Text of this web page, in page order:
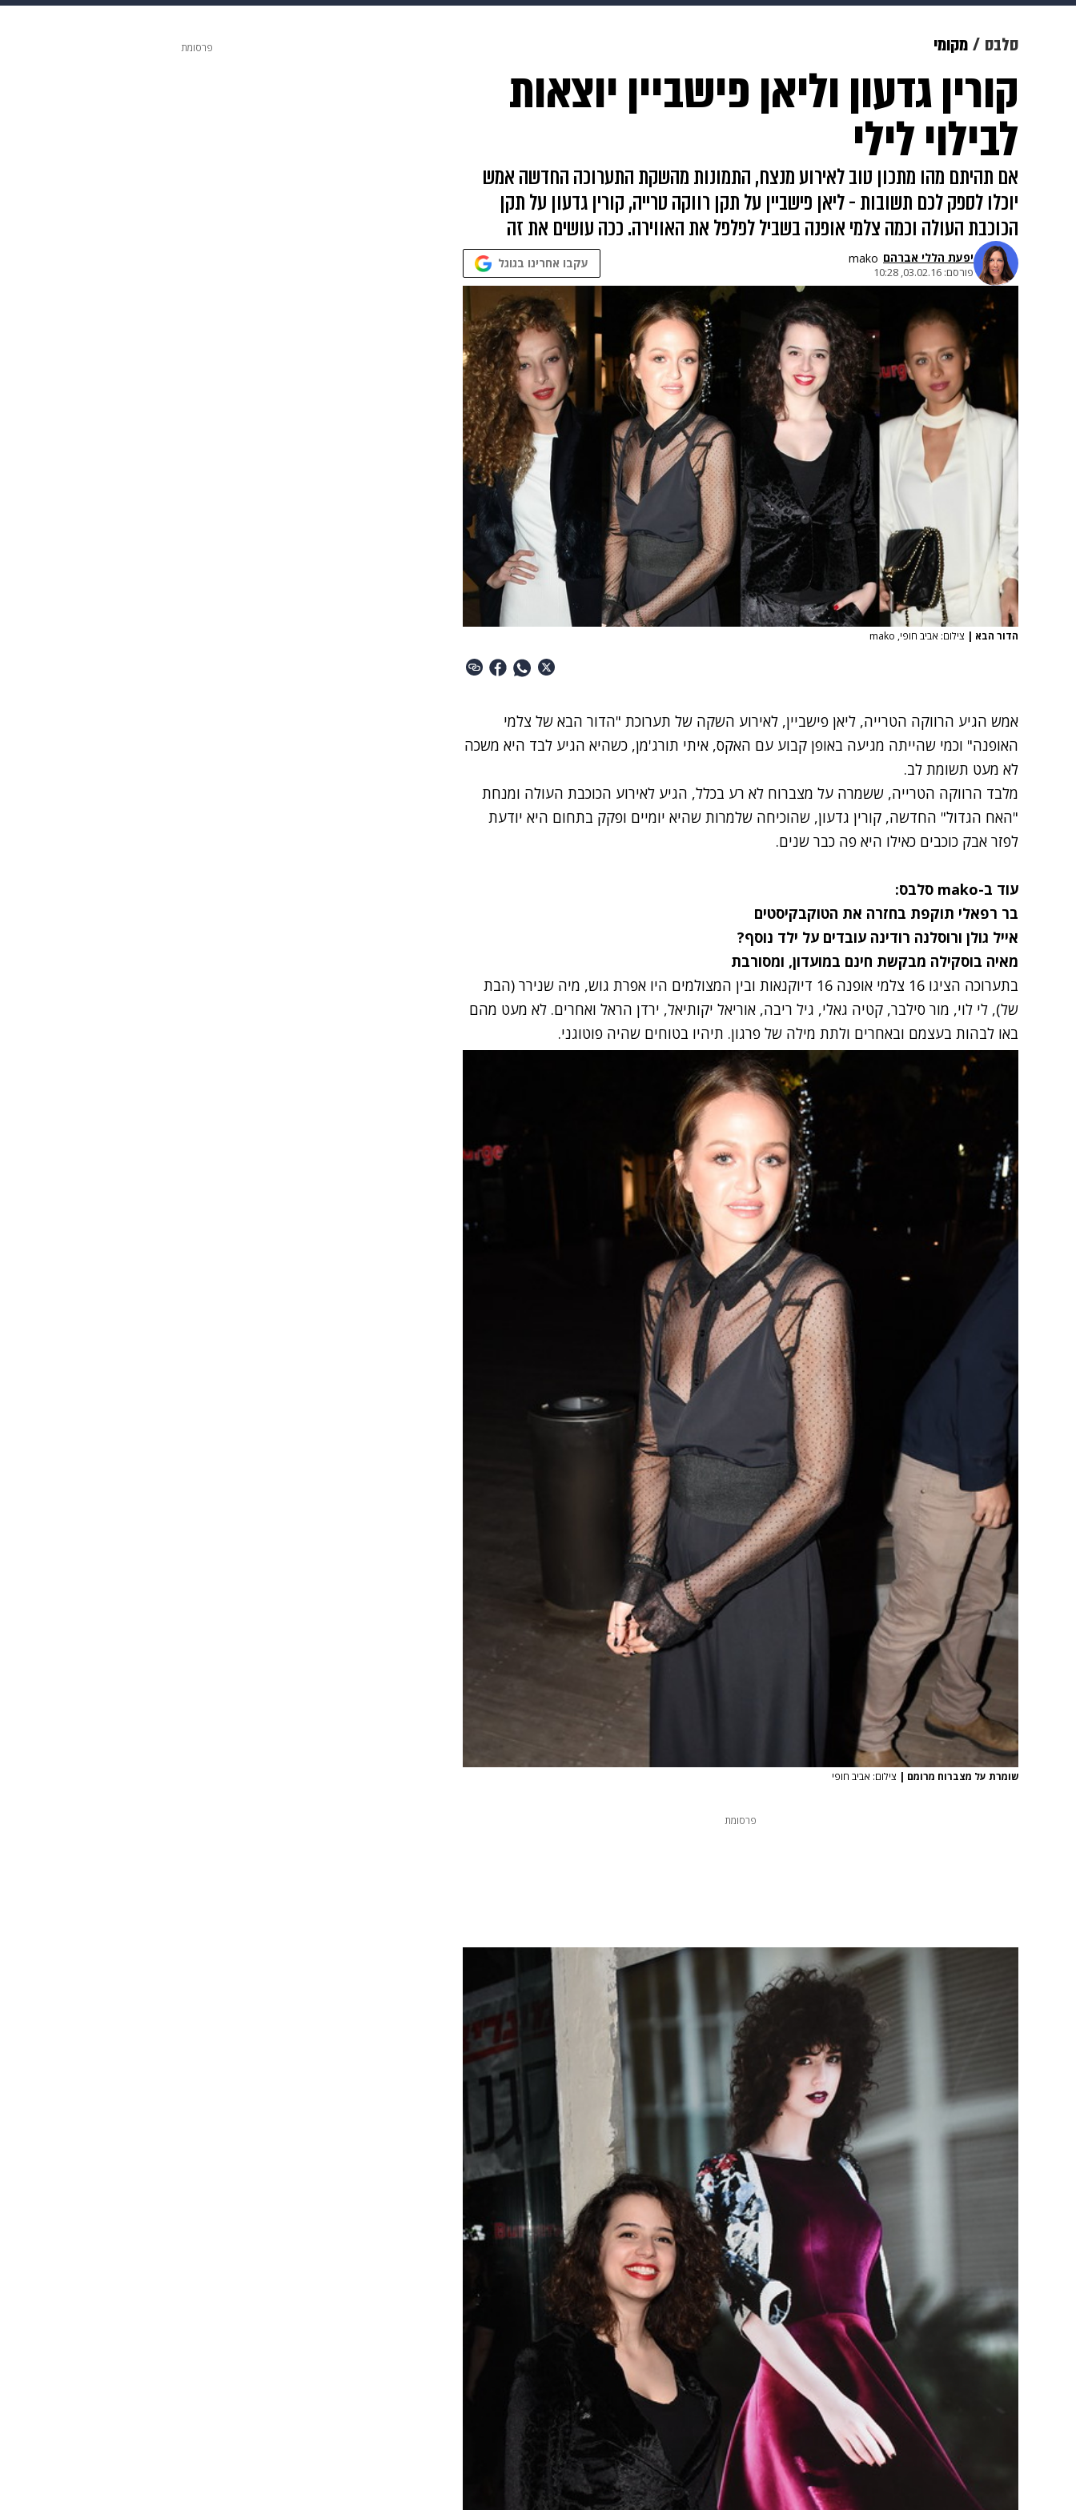
דיגיטל ויוה משפט תשעה חודשים מתכונים פרויקטים מיוחדים
סלבס מקומי
קורין גדעון וליאן פישביין יוצאות
לבילוי לילי
אם תהיתם מהו מתכון טוב לאירוע מנצח, התמונות מהשקת התערוכה החדשה אמש
יוכלו לספק לכם תשובות - ליאן פישביין על תקן רווקה טרייה, קורין גדעון על תקן
הכוכבת העולה וכמה צלמי אופנה בשביל לפלפל את האווירה. ככה עושים את זה
יפעת הללי אברהם mako
פורסם: 03.02.16, 10:28
עקבו אחרינו בגוגל
הדור הבא | צילום: אביב חופי, mako
אמש הגיע הרווקה הטרייה, ליאן פישביין, לאירוע השקה של תערוכת "הדור הבא של צלמי
האופנה" וכמי שהייתה מגיעה באופן קבוע עם האקס, איתי תורג'מן, כשהיא הגיע לבד היא משכה
לא מעט תשומת לב.
מלבד הרווקה הטרייה, ששמרה על מצברוח לא רע בכלל, הגיע לאירוע הכוכבת העולה ומנחת
"האח הגדול" החדשה, קורין גדעון, שהוכיחה שלמרות שהיא יומיים ופקק בתחום היא יודעת
לפזר אבק כוכבים כאילו היא פה כבר שנים.
עוד ב-mako סלבס:
בר רפאלי תוקפת בחזרה את הטוקבקיסטים
אייל גולן ורוסלנה רודינה עובדים על ילד נוסף?
מאיה בוסקילה מבקשת חינם במועדון, ומסורבת
בתערוכה הציגו 16 צלמי אופנה 16 דיוקנאות ובין המצולמים היו אפרת גוש, מיה שנירר (הבת
של), לי לוי, מור סילבר, קטיה גאלי, גיל ריבה, אוריאל יקותיאל, ירדן הראל ואחרים. לא מעט מהם
באו לבהות בעצמם ובאחרים ולתת מילה של פרגון. תיהיו בטוחים שהיה פוטוגני.
שומרת על מצברוח מרומם | צילום: אביב חופי
פרסומת
פרסומת